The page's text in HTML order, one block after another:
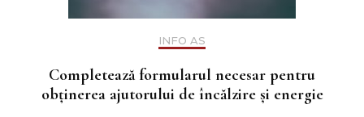
INFO AS
Completează formularul necesar pentru
obținerea ajutorului de încălzire și energie